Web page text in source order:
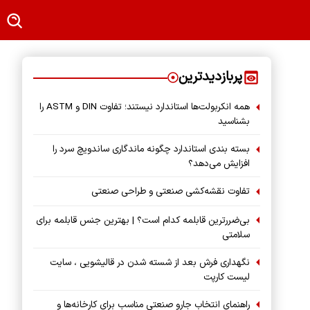
پربازدیدترین
همه انکربولت‌ها استاندارد نیستند؛ تفاوت DIN و ASTM را
بشناسید
بسته‌ بندی استاندارد چگونه ماندگاری ساندویچ سرد را
افزایش می‌دهد؟
تفاوت نقشه‌کشی صنعتی و طراحی صنعتی
بی‌ضررترین قابلمه کدام است؟ | بهترین جنس قابلمه برای
سلامتی
نگهداری فرش بعد از شسته شدن در قالیشویی ، سایت
لیست کارپت
راهنمای انتخاب جارو صنعتی مناسب برای کارخانه‌ها و